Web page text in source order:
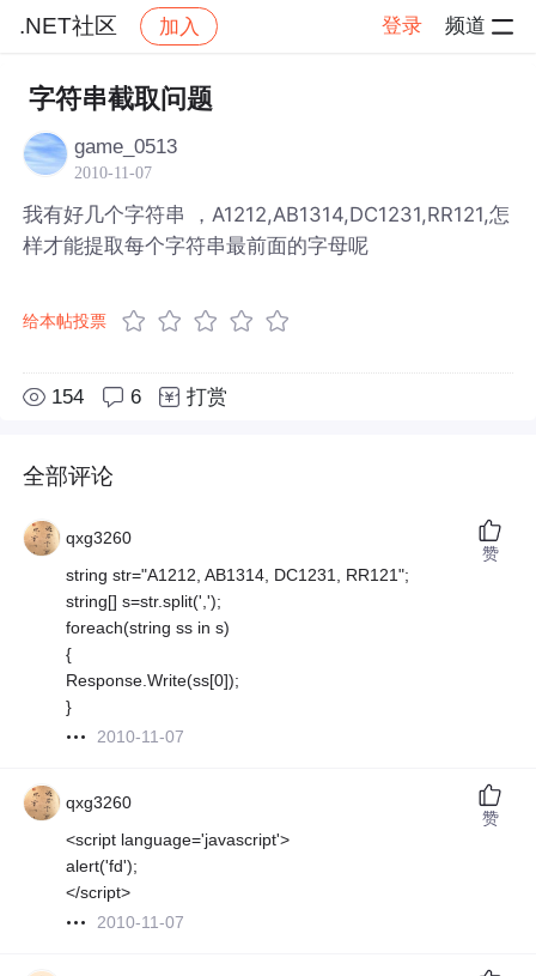
.NET社区 加入 登录 频道
社区 .NET社区
字符串截取问题
game_0513
2010-11-07
我有好几个字符串 ，A1212,AB1314,DC1231,RR121,怎
样才能提取每个字符串最前面的字母呢
给本帖投票
154 6 打赏
全部评论
qxg3260
string str="A1212, AB1314, DC1231, RR121";
string[] s=str.split(',');
foreach(string ss in s)
{
Response.Write(ss[0]);
}
2010-11-07
赞
qxg3260
<script language='javascript'>
alert('fd');
</script>
2010-11-07
赞